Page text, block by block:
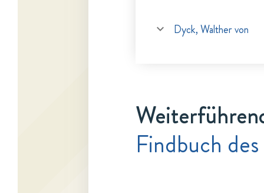
Dyck, Walther von
Findbuch